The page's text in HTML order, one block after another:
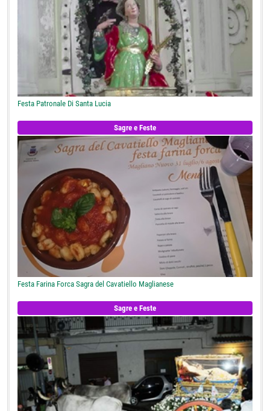
Festa Patronale Di Santa Lucia
Sagre e Feste
Festa Farina Forca Sagra del Cavatiello Maglianese
Sagre e Feste